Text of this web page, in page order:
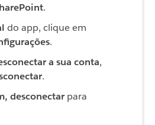
.
do app, clique em
.
a sua conta,
.
desconectarpara